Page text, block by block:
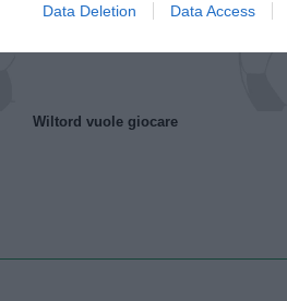
Data Deletion Data Access
Wiltord vuole giocare